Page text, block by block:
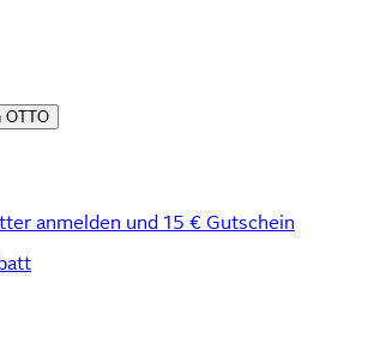
OTTO
anmelden und 15 € Gutschein